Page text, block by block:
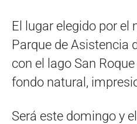
El lugar elegido por el
Parque de Asistencia
con el lago San
fondo natural,
Será este domingo y